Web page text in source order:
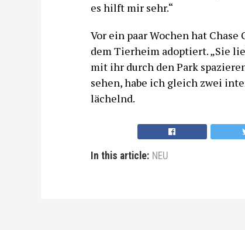
es hilft mir sehr.“
Vor ein paar Wochen hat Chase
dem Tierheim adoptiert. „Sie
mit ihr durch den Park
sehen, habe ich gleich zwei
lächelnd.
In this article: NEU